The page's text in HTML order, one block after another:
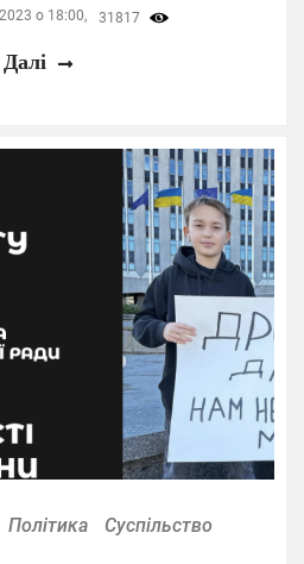
о 18:00, 31817
Далі
Політика Суспільство